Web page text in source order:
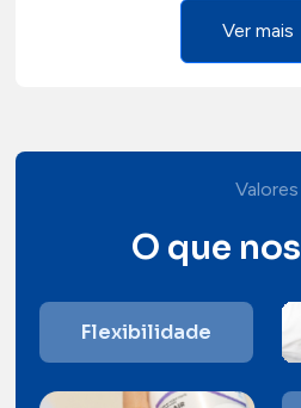
Ver mais
Valores
O que
Flexibilidade